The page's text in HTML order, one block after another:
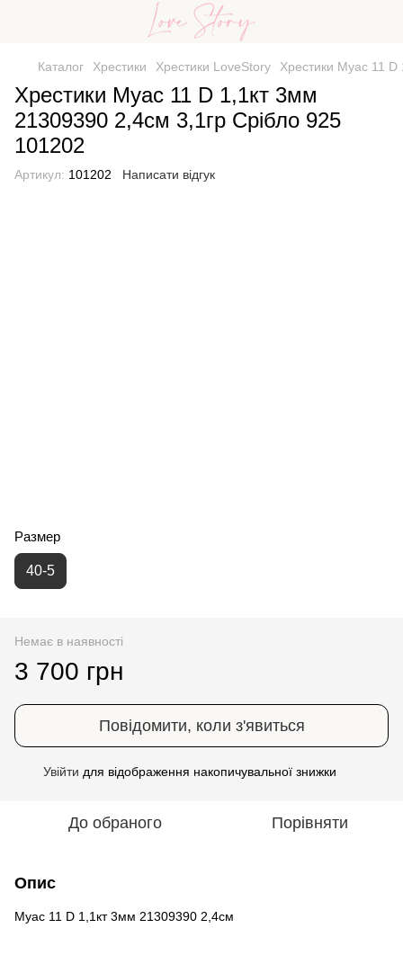
Каталог Хрестики Хрестики LoveStory Хрестики Муас 11
Хрестики Муас 11 D 1,1кт 3мм
21309390 2,4см 3,1гр Срібло 925
101202
Артикул: 101202 Написати відгук
Размер
40-5
Немає в наявності
3 700 грн
Повідомити, коли з'явиться
Увійти для відображення накопичувальної знижки
До обраного Порівняти
Опис
Муас 11 D 1,1кт 3мм 21309390 2,4см